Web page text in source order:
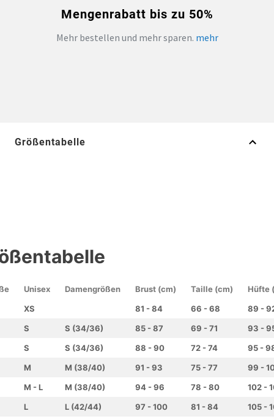
Mengenrabatt bis zu 50%
Mehr bestellen und mehr sparen. mehr
Größentabelle
Unisex Damengrößen Brust (cm) Taille (cm)
Hüfte
XS
81 - 84 66 - 68
89 -
S
S (34/36) 85 - 87 69 - 71
93 -
S
S (34/36) 88 - 90 72 - 74
95 -
M
M (38/40) 91 - 93 75 - 77
99 -
M - L
M (38/40) 94 - 96 78 - 80
102 -
L
L (42/44) 97 - 100 81 - 84
105 -